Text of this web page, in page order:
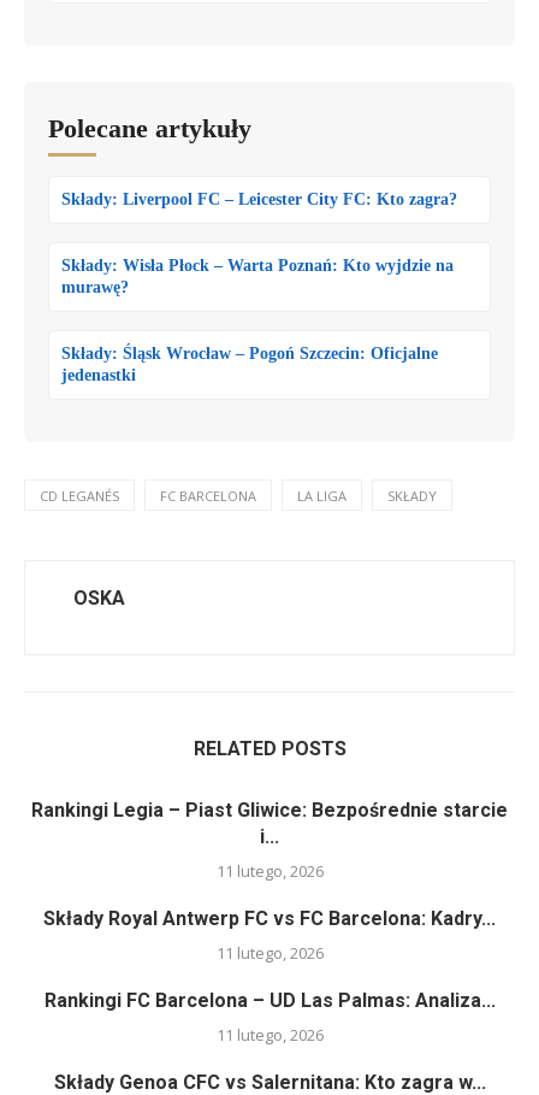
Polecane artykuły
Składy: Liverpool FC – Leicester City FC: Kto zagra?
Składy: Wisła Płock – Warta Poznań: Kto wyjdzie na
murawę?
Składy: Śląsk Wrocław – Pogoń Szczecin: Oficjalne
jedenastki
CD LEGANÉS FC BARCELONA LA LIGA SKŁADY
OSKA
RELATED POSTS
Rankingi Legia – Piast Gliwice: Bezpośrednie starcie
i...
11 lutego, 2026
Składy Royal Antwerp FC vs FC Barcelona: Kadry...
11 lutego, 2026
Rankingi FC Barcelona – UD Las Palmas: Analiza...
11 lutego, 2026
Składy Genoa CFC vs Salernitana: Kto zagra w...